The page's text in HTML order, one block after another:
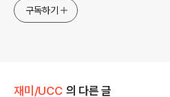
구독하기
재미/UCC 의 다른 글